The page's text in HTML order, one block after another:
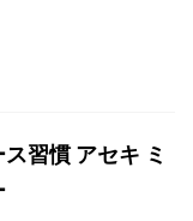
習慣 アセキ ミ